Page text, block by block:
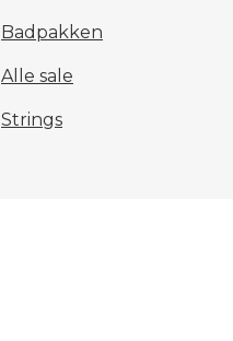
Badpakken
Alle sale
Strings